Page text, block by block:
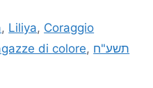
, Liliya, Coraggio
di colore, תשע"ח